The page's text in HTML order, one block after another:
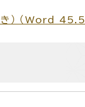
き） （Word